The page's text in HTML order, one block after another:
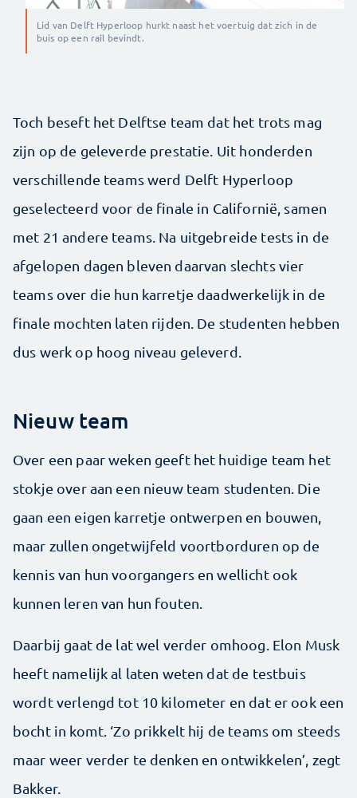
Lid van Delft Hyperloop hurkt naast het voertuig dat zich in de
buis op een rail bevindt.
Toch beseft het Delftse team dat het trots mag
zijn op de geleverde prestatie. Uit honderden
verschillende teams werd Delft Hyperloop
geselecteerd voor de finale in Californië, samen
met 21 andere teams. Na uitgebreide tests in de
afgelopen dagen bleven daarvan slechts vier
teams over die hun karretje daadwerkelijk in de
finale mochten laten rijden. De studenten hebben
dus werk op hoog niveau geleverd.
Nieuw team
Over een paar weken geeft het huidige team het
stokje over aan een nieuw team studenten. Die
gaan een eigen karretje ontwerpen en bouwen,
maar zullen ongetwijfeld voortborduren op de
kennis van hun voorgangers en wellicht ook
kunnen leren van hun fouten.
Daarbij gaat de lat wel verder omhoog. Elon Musk
heeft namelijk al laten weten dat de testbuis
wordt verlengd tot 10 kilometer en dat er ook een
bocht in komt. ‘Zo prikkelt hij de teams om steeds
maar weer verder te denken en ontwikkelen’, zegt
Bakker.